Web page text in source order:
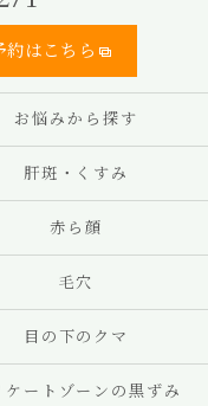
約はこちら
お悩みから探す
肝斑・くすみ
赤ら顔
毛穴
目の下のクマ
ケートゾーンの黒ずみ